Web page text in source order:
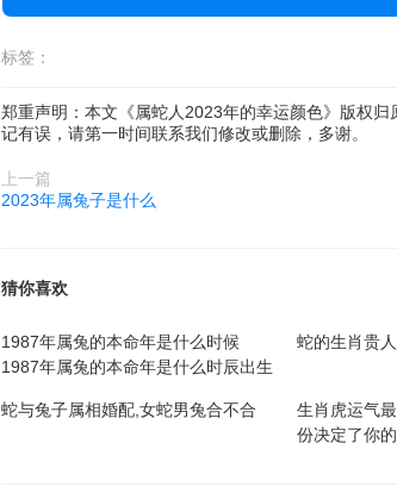
标签：
郑重声明：本文《属蛇人2023年的幸运颜色》版权
记有误，请第一时间联系我们修改或删除，多谢。
上一篇
2023年属兔子是什么
猜你喜欢
1987年属兔的本命年是什么时候
1987年属兔的本命年是什么时辰出生
蛇的生肖贵
蛇与兔子属相婚配,女蛇男兔合不合
生肖虎运气
份决定了你